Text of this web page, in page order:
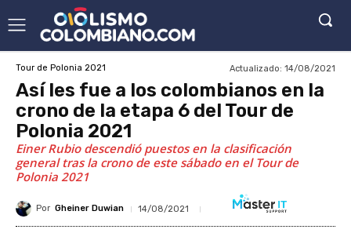
Tour de Polonia 2021 Actualizado: 14/08/2021
Así les fue a los colombianos en la
crono de la etapa 6 del Tour de
Polonia 2021
Einer Rubio descendió puestos en la clasificación
general tras la crono de este sábado en el Tour de
Polonia 2021
Por Gheiner Duwian 14/08/2021